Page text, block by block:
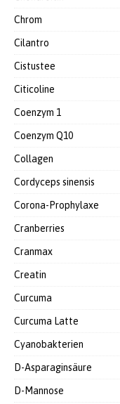
Chrom
Cilantro
Cistustee
Citicoline
Coenzym 1
Coenzym Q10
Collagen
Cordyceps sinensis
Corona-Prophylaxe
Cranberries
Cranmax
Creatin
Curcuma
Curcuma Latte
Cyanobakterien
D-Asparaginsäure
D-Mannose